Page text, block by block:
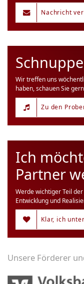
Nachricht
Wir treffen uns
haben, schauen Sie
Zu den
Ich
Partner
Werde wichtiger Teil
Entwicklung und
Klar, ich
Unsere Förderer